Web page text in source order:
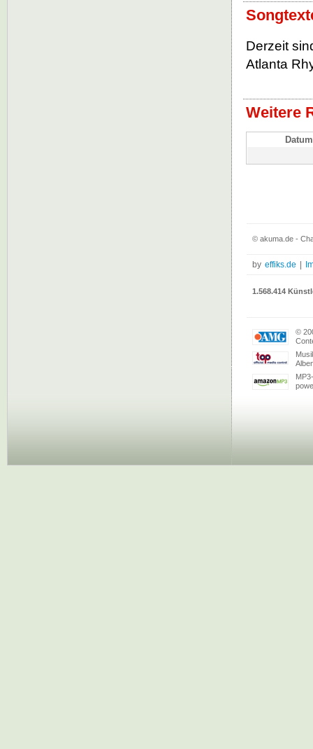
Derzeit
Atlanta
Weitere
Datum
© akuma.de -
by effiks.de
1.568.414
©